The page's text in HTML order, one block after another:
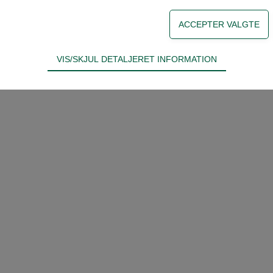
for hjemmesidens grundlæggende funktioner som fx
VIS/SKJUL DETALJERET INFORMATION